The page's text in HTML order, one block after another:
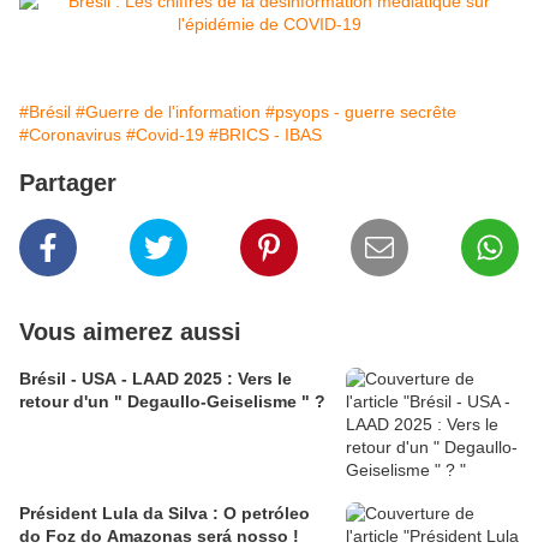
#Brésil #Guerre de l'information #psyops - guerre secrête
#Coronavirus #Covid-19 #BRICS - IBAS
Partager
Vous aimerez aussi
Brésil - USA - LAAD 2025 : Vers le
retour d'un " Degaullo-Geiselisme " ?
Président Lula da Silva : O petróleo
do Foz do Amazonas será nosso !